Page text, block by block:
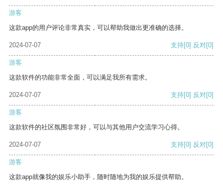
游客
这款app的用户评论非常真实，可以帮助我做出更准确的选择。
2024-07-07 支持[0] 反对[0]
游客
这款软件的功能非常全面，可以满足我所有需求。
2024-07-07 支持[0] 反对[0]
游客
这款软件的社区氛围非常好，可以与其他用户交流学习心得。
2024-07-07 支持[0] 反对[0]
游客
这款app就像我的娱乐小助手，随时随地为我的娱乐提供帮助。